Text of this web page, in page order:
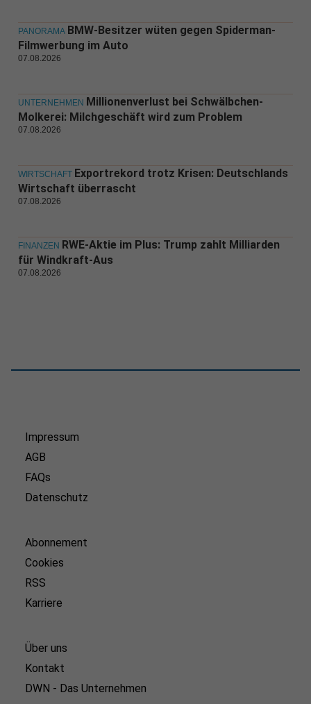
PANORAMA BMW-Besitzer wüten gegen Spiderman-
Filmwerbung im Auto
07.08.2026
UNTERNEHMEN Millionenverlust bei Schwälbchen-
Molkerei: Milchgeschäft wird zum Problem
07.08.2026
WIRTSCHAFT Exportrekord trotz Krisen: Deutschlands
Wirtschaft überrascht
07.08.2026
FINANZEN RWE-Aktie im Plus: Trump zahlt Milliarden
für Windkraft-Aus
07.08.2026
Impressum
AGB
FAQs
Datenschutz
Abonnement
Cookies
RSS
Karriere
Über uns
Kontakt
DWN - Das Unternehmen